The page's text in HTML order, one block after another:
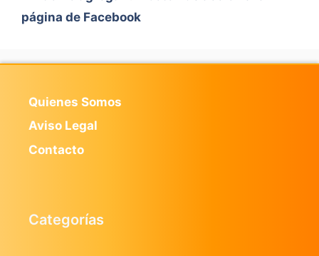
página de Facebook
Quienes Somos
Aviso Legal
Contacto
Categorías